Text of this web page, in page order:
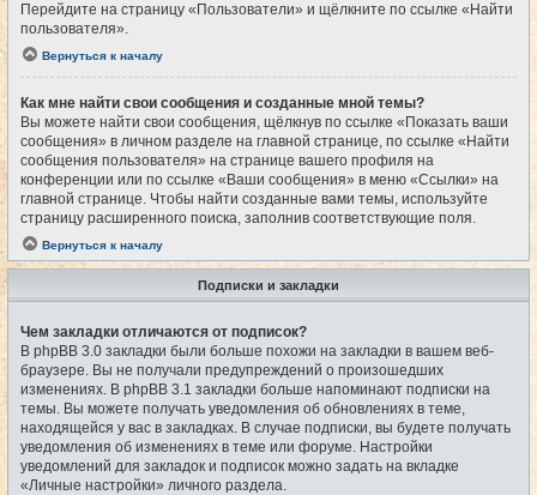
Перейдите на страницу «Пользователи» и щёлкните по ссылке «Найти
пользователя».
Вернуться к началу
Как мне найти свои сообщения и созданные мной темы?
Вы можете найти свои сообщения, щёлкнув по ссылке «Показать ваши
сообщения» в личном разделе на главной странице, по ссылке «Найти
сообщения пользователя» на странице вашего профиля на
конференции или по ссылке «Ваши сообщения» в меню «Ссылки» на
главной странице. Чтобы найти созданные вами темы, используйте
страницу расширенного поиска, заполнив соответствующие поля.
Вернуться к началу
Подписки и закладки
Чем закладки отличаются от подписок?
В phpBB 3.0 закладки были больше похожи на закладки в вашем веб-
браузере. Вы не получали предупреждений о произошедших
изменениях. В phpBB 3.1 закладки больше напоминают подписки на
темы. Вы можете получать уведомления об обновлениях в теме,
находящейся у вас в закладках. В случае подписки, вы будете получать
уведомления об изменениях в теме или форуме. Настройки
уведомлений для закладок и подписок можно задать на вкладке
«Личные настройки» личного раздела.